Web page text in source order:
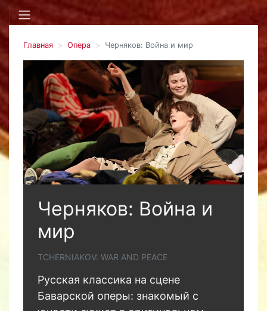
Главная Опера Черняков: Война и мир
Черняков: Война и
мир
TCHERNIAKOV: WAR AND PEACE
Русская классика на сцене
Баварской оперы: знакомый с